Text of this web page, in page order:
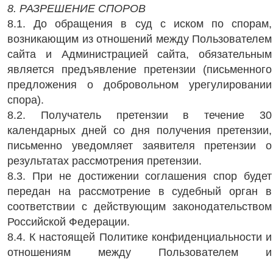
8. РАЗРЕШЕНИЕ СПОРОВ
8.1. До обращения в суд с иском по спорам,
возникающим из отношений между Пользователем
сайта и Администрацией сайта, обязательным
является предъявление претензии (письменного
предложения о добровольном урегулировании
спора).
8.2. Получатель претензии в течение 30
календарных дней со дня получения претензии,
письменно уведомляет заявителя претензии о
результатах рассмотрения претензии.
8.3. При не достижении соглашения спор будет
передан на рассмотрение в судебный орган в
соответствии с действующим законодательством
Российской Федерации.
8.4. К настоящей Политике конфиденциальности и
отношениям между Пользователем и